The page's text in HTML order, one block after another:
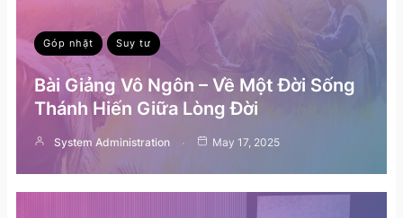
Góp nhặt Suy tư
Bài Giảng Vô Ngôn – Về Một Đời Sống
Thánh Hiến Giữa Lòng Đời
System Administration May 17, 2025